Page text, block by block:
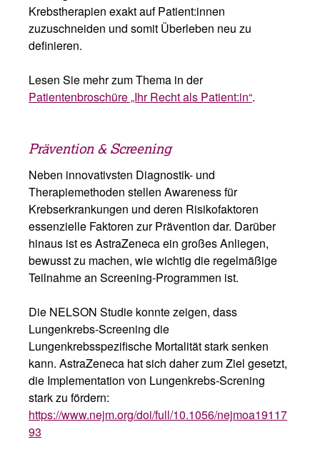
Krebstherapien exakt auf Patient:innen
zuzuschneiden und somit Überleben neu zu
definieren.
Lesen Sie mehr zum Thema in der
Patientenbroschüre „Ihr Recht als Patient:in“.
Prävention & Screening
Neben innovativsten Diagnostik- und
Therapiemethoden stellen Awareness für
Krebserkrankungen und deren Risikofaktoren
essenzielle Faktoren zur Prävention dar. Darüber
hinaus ist es AstraZeneca ein großes Anliegen,
bewusst zu machen, wie wichtig die regelmäßige
Teilnahme an Screening-Programmen ist.
Die NELSON Studie konnte zeigen, dass
Lungenkrebs-Screening die
Lungenkrebsspezifische Mortalität stark senken
kann. AstraZeneca hat sich daher zum Ziel gesetzt,
die Implementation von Lungenkrebs-Screning
stark zu fördern:
https://www.nejm.org/doi/full/10.1056/nejmoa19117
93